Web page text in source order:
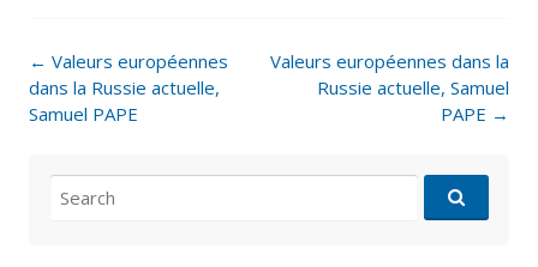
Post
navigation
← Valeurs européennes
dans la Russie actuelle,
Samuel PAPE
Valeurs européennes dans la
Russie actuelle, Samuel
PAPE →
for: